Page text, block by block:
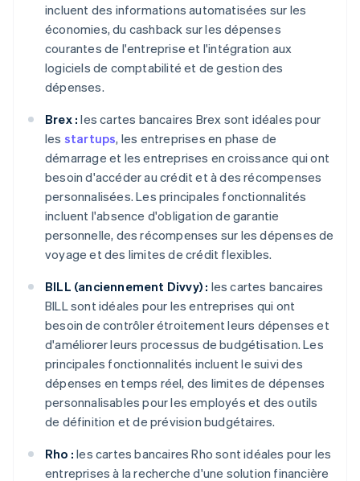
incluent des informations automatisées sur les
économies, du cashback sur les dépenses
courantes de l'entreprise et l'intégration aux
logiciels de comptabilité et de gestion des
dépenses.
Brex : les cartes bancaires Brex sont idéales pour
les startups, les entreprises en phase de
démarrage et les entreprises en croissance qui ont
besoin d'accéder au crédit et à des récompenses
personnalisées. Les principales fonctionnalités
incluent l'absence d'obligation de garantie
personnelle, des récompenses sur les dépenses de
voyage et des limites de crédit flexibles.
BILL (anciennement Divvy) : les cartes bancaires
BILL sont idéales pour les entreprises qui ont
besoin de contrôler étroitement leurs dépenses et
d'améliorer leurs processus de budgétisation. Les
principales fonctionnalités incluent le suivi des
dépenses en temps réel, des limites de dépenses
personnalisables pour les employés et des outils
de définition et de prévision budgétaires.
Rho : les cartes bancaires Rho sont idéales pour les
entreprises à la recherche d'une solution financière